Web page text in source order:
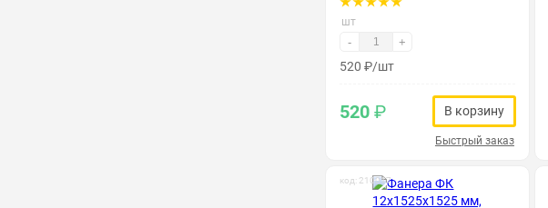
шт
- +
520 ₽/шт
520 ₽ В корзину
Быстрый заказ
код: 210017